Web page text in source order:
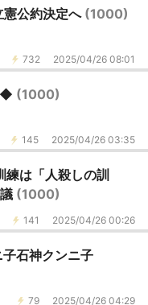
憲公約決定へ (1000)
732 2025/04/26 08:01
(1000)
145 2025/04/26 03:35
練は「人殺しの訓
(1000)
141 2025/04/26 00:26
石神クンニ子
79 2025/04/26 04:29